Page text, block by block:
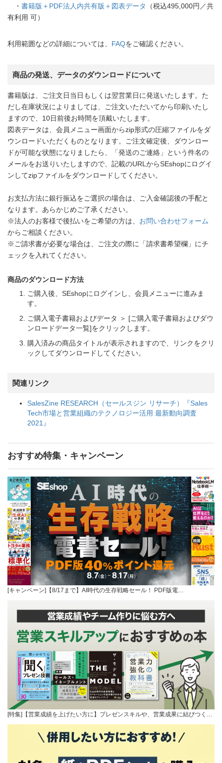
・ 書籍版＋PDF法人内共有版＋図表データ
（税込495,000円／共
有利用 可）
利用範囲などの詳細については、 FAQをご確認ください。
商品の発送、データのダウンロードについて
書籍版は、ご注文日当日もしくは翌営業日に発送いたします。た
だし在庫状況によりましては、ご注文いただいてから印刷いたし
ますので、10日前後お時間を頂戴いたします。
図表データは、会員メニュー画面からzip形式の圧縮ファイルをダ
ウンロードいただくものとなります。ご注文確定後、ダウンロー
ドが可能な状態になりましたら、「発送のご連絡」という件名の
メールをお送りいたしますので、記載のURLからSEshopにログイ
ンしてzipファイルをダウンロードしてください。
お支払方法に銀行振込をご選択の場合は、ご入金確認後の手配と
なります。あらかじめご了承ください。
※法人のお客様で後払いをご希望の方は、 お問い合わせフォーム
からご相談ください。
※ご請求書が必要な場合は、ご注文の際に「請求書希望欄」にチ
ェックを入れてください。
商品のダウンロード方法
ご購入後、SEshopにログインし、会員メニューに進みま
す。
ご購入電子書籍およびデータ ＞ [ご購入電子書籍およびダウ
ンロードデータ一覧]をクリックします。
購入済みの商品タイトルが表示されますので、リンクをクリ
ックしてダウンロードしてください。
関連リンク
SalesZine RESEARCH（セールスジン リサーチ）『Sales
Tech市場と営業組織のテクノロジー活用 最新動向調査
2021』
おすすめ特集・キャンペーン
[キャンペーン]【8/17まで】AI時代の生存戦略セール！ PDF版電…
[特集]【営業成績を上げたい方に】プレゼンスキルや、営業成果に結びつく…